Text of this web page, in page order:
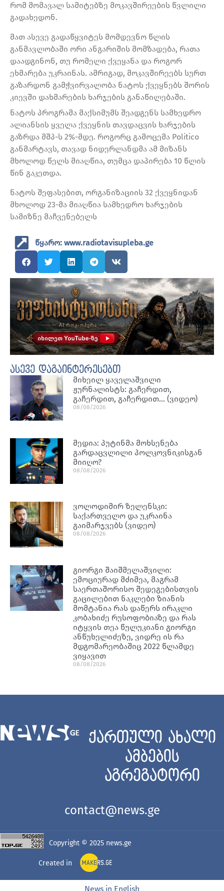
რომ მომავალ სამიტებზე მოკავშირეების წვლილი
გადახედონ.
მათ ასევე გადაწყვიტეს მომდევნო წლის
განმავლობაში ორი ანგარიშის მომზადება, რათა
დაადგინონ, თუ რომელი ქვეყანა და როგორ
ეხმარება უკრაინას. ამრიგად, მოკავშირეებს სურთ
გაზარდონ გამჭვირვალობა ნატოს ქვეყნებს შორის
კიევში დახმარების ხარჯების განაწილებაში.
ნატოს პროგრამა მაქსიმუმს შეადგენს სამხედრო
ალიანსის ყველა ქვეყნის თავდაცვის ხარჯების
გაზრდა მშპ-ს 2%-მდე. როგორც გამოცემა Politico
განმარტავს, თავად ნიდერლანდმა ამ მიზანს
მხოლოდ წელს მიაღწია, თუმცა დაპირება 10 წლის
წინ გაკეთდა.
ნატოს შეფასებით, ორგანიზაციის 32 ქვეყნიდან
მხოლოდ 23-მა მიაღწია სამხედრო ხარჯების
სამიზნე მაჩვენებელს
წყარო: www.radiotavisupleba.ge
ასევე დაგაინტერესებთ
მიხეილ ყაველაშვილი
ჟურნალისტს: გაჩერდით,
გაჩერდით, გაჩერდით… (ვიდეო)
08/08/2026
მედია: პუტინმა მოხსენება
გარდაცვლილი პოლკოვნიკისგან
მიიღო?
08/08/2026
ვოლოდიმირ ზელენსკი:
საქართველო და უკრაინა
გაიმარჯვებს (ვიდეო)
08/08/2026
გიორგი შაიშმელაშვილი:
ემოციურად მძიმეა, მაგრამ
საერთაშორისო შედეგებისთვის
გაცილებით ნაკლები ზიანის
მომტანია რას დაწერს ირაკლი
კობახიძე რუსოფობიაზე და რას
იტყვის თეა წულუკიანი გიორგი
ანწუხელიძეზე, ვიდრე ის რა
მდგომარეობაშიც 2022 წლამდე
ვიყავით
08/08/2026
ქართული ახალი
ამბების
აგრეგატორი
contact@news.ge
Copyright © 2025 news.ge
Created in
News in English